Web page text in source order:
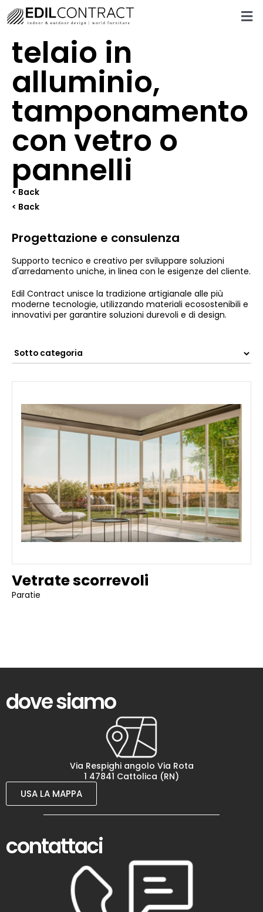
telaio in
alluminio,
tamponamento
con vetro o
pannelli
< Back
< Back
Progettazione e consulenza
Supporto tecnico e creativo per sviluppare soluzioni
d'arredamento uniche, in linea con le esigenze del cliente.
Edil Contract unisce la tradizione artigianale alle più
moderne tecnologie, utilizzando materiali ecosostenibili e
innovativi per garantire soluzioni durevoli e di design.
Vetrate scorrevoli
Paratie
dove siamo
Via Respighi angolo Via Rota
1 47841 Cattolica (RN)
USA LA MAPPA
contattaci